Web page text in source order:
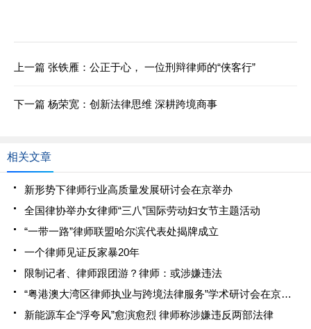
上一篇 张铁雁：公正于心， 一位刑辩律师的“侠客行”
下一篇 杨荣宽：创新法律思维 深耕跨境商事
相关文章
新形势下律师行业高质量发展研讨会在京举办
全国律协举办女律师“三八”国际劳动妇女节主题活动
“一带一路”律师联盟哈尔滨代表处揭牌成立
一个律师见证反家暴20年
限制记者、律师跟团游？律师：或涉嫌违法
“粤港澳大湾区律师执业与跨境法律服务”学术研讨会在京举办
新能源车企“浮夸风”愈演愈烈 律师称涉嫌违反两部法律